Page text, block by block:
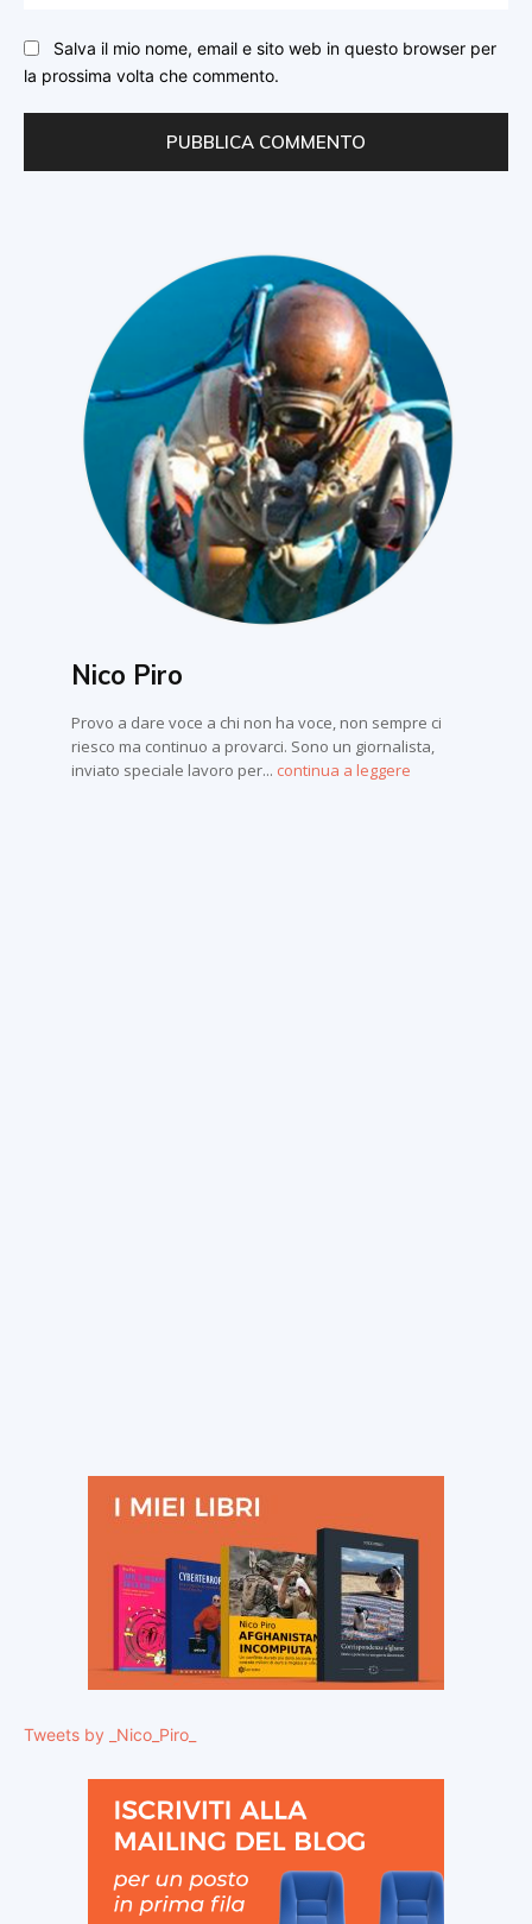
Salva il mio nome, email e sito web in questo browser per
la prossima volta che commento.
Nico Piro
Provo a dare voce a chi non ha voce, non sempre ci
riesco ma continuo a provarci. Sono un giornalista,
inviato speciale lavoro per... continua a leggere
Tweets by _Nico_Piro_